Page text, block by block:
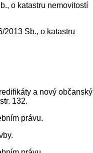
o katastru nemovitostí
2013 Sb., o katastru
a nový občanský
132.
právu.